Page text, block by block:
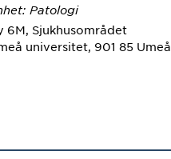
Patologi
6M, Sjukhusområdet
universitet, 901 85 Umeå